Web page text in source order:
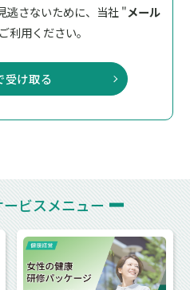
さないために、 当社 "メール
利用ください。
受け取る
ービスメニュー